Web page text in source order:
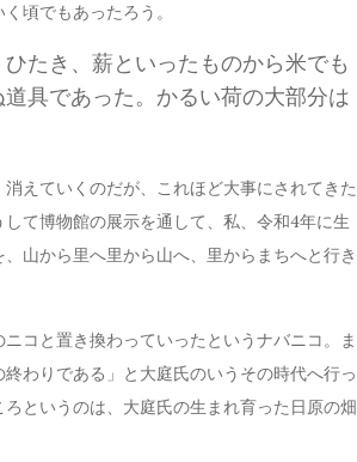
頃でもあったろう。
たき、薪といったものから米でも
具であった。かるい荷の大部分は
えていくのだが、これほど大事にされてきた
て博物館の展示を通して、私、令和4年に生
山から里へ里から山へ、里からまちへと行き
コと置き換わっていったというナバニコ。ま
わりである」と大庭氏のいうその時代へ行っ
というのは、大庭氏の生まれ育った日原の畑